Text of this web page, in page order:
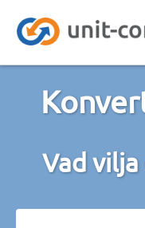
Vad